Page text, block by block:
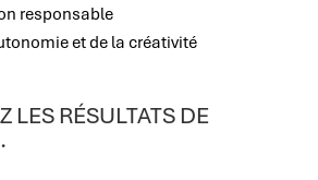
responsable
et de la créativité
LES RÉSULTATS DE